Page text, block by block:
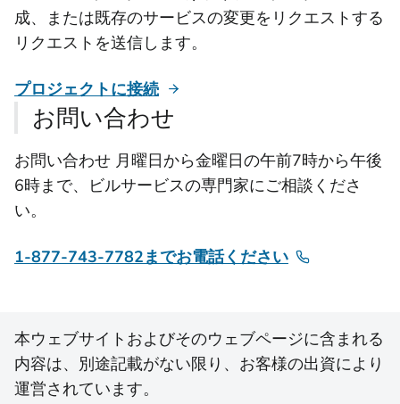
成、または既存のサービスの変更をリクエストする
リクエストを送信します。
プロジェクトに接続
お問い合わせ
お問い合わせ 月曜日から金曜日の午前7時から午後
6時まで、ビルサービスの専門家にご相談くださ
い。
1-877-743-7782までお電話ください
本ウェブサイトおよびそのウェブページに含まれる
内容は、別途記載がない限り、お客様の出資により
運営されています。